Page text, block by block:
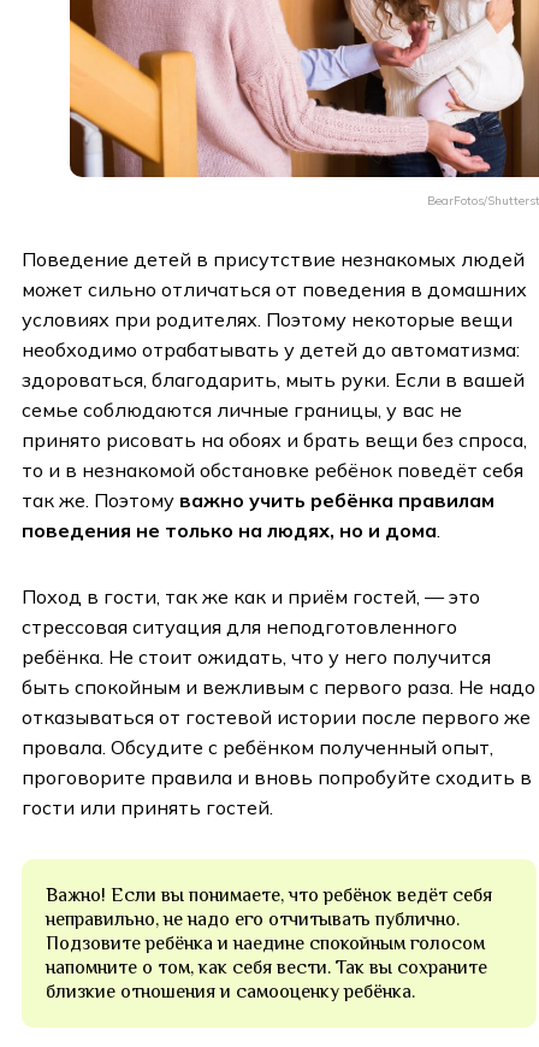
BearFotos/
Поведение детей в присутствие незнакомых людей
может сильно отличаться от поведения в домашних
условиях при родителях. Поэтому некоторые вещи
необходимо отрабатывать у детей до автоматизма:
здороваться, благодарить, мыть руки. Если в вашей
семье соблюдаются личные границы, у вас не
принято рисовать на обоях и брать вещи без спроса,
то и в незнакомой обстановке ребёнок поведёт себя
так же. Поэтому важно учить ребёнка правилам
поведения не только на людях, но и дома
Поход в гости, так же как и приём гостей, — это
стрессовая ситуация для неподготовленного
ребёнка. Не стоит ожидать, что у него получится
быть спокойным и вежливым с первого раза. Не надо
отказываться от гостевой истории после первого же
провала. Обсудите с ребёнком полученный опыт,
проговорите правила и вновь попробуйте сходить в
гости или принять гостей.
Важно! Если вы понимаете, что ребёнок ведёт себя
неправильно, не надо его отчитывать публично.
Подзовите ребёнка и наедине спокойным голосом
напомните о том, как себя вести. Так вы сохраните
близкие отношения и самооценку ребёнка.